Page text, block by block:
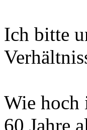
Ich bitte
Wie hoch
60 Jahre